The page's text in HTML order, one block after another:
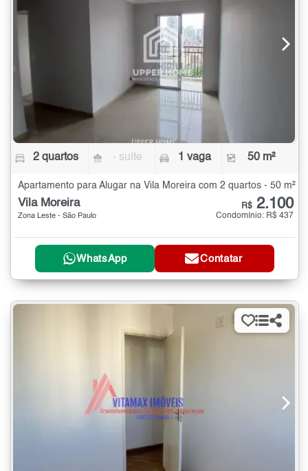
2 quartos - suíte 1 vaga 50 m²
Apartamento para Alugar na Vila Moreira com 2 quartos - 50 m²
Vila Moreira
Zona Leste - São Paulo
R$ 2.100
Condomínio: R$ 437
WhatsApp Contatar